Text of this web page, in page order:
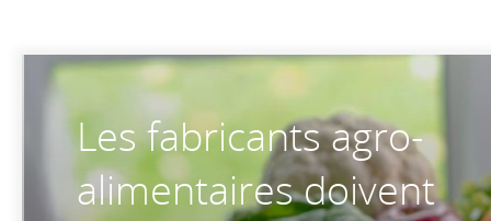
Les fabricants agro-
alimentaires doivent